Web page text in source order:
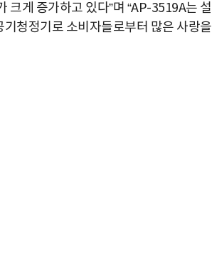
게 증가하고 있다”며 “AP-3519A는 설
청정기로 소비자들로부터 많은 사랑을